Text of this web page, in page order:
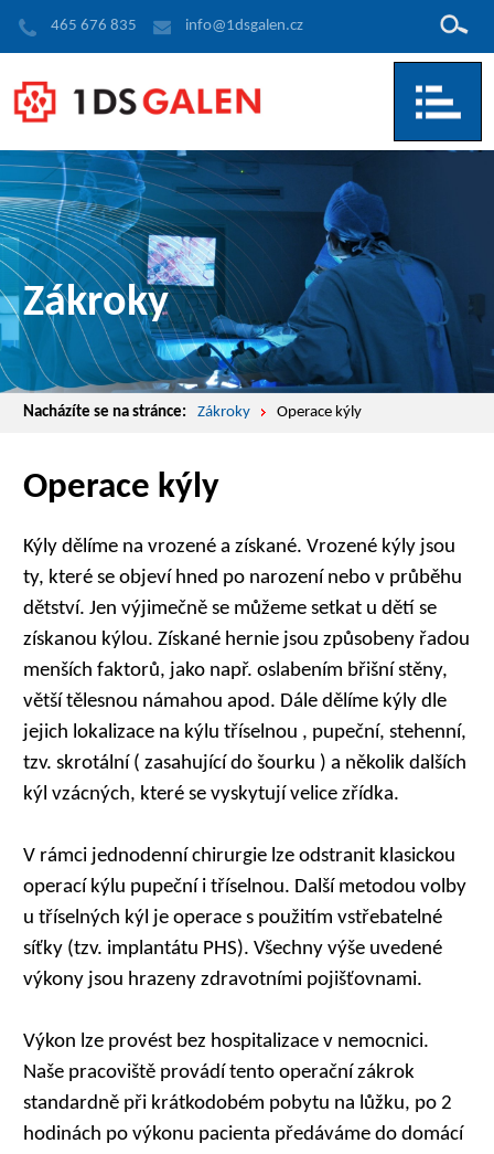
Hledat
465 676 835 info@1dsgalen.cz
Zákroky
Nacházíte se na stránce: Zákroky Operace kýly
Operace kýly
Kýly dělíme na vrozené a získané. Vrozené kýly jsou
ty, které se objeví hned po narození nebo v průběhu
dětství. Jen výjimečně se můžeme setkat u dětí se
získanou kýlou. Získané hernie jsou způsobeny řadou
menších faktorů, jako např. oslabením břišní stěny,
větší tělesnou námahou apod. Dále dělíme kýly dle
jejich lokalizace na kýlu tříselnou , pupeční, stehenní,
tzv. skrotální ( zasahující do šourku ) a několik dalších
kýl vzácných, které se vyskytují velice zřídka.
V rámci jednodenní chirurgie lze odstranit klasickou
operací kýlu pupeční i tříselnou. Další metodou volby
u tříselných kýl je operace s použitím vstřebatelné
síťky (tzv. implantátu PHS). Všechny výše uvedené
výkony jsou hrazeny zdravotními pojišťovnami.
Výkon lze provést bez hospitalizace v nemocnici.
Naše pracoviště provádí tento operační zákrok
standardně při krátkodobém pobytu na lůžku, po 2
hodinách po výkonu pacienta předáváme do domácí